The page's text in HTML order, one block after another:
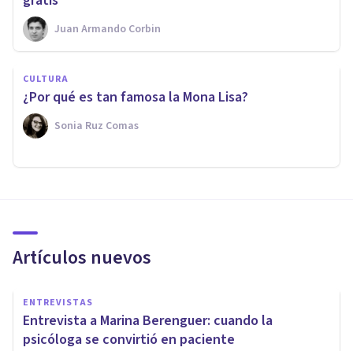
Juan Armando Corbin
CULTURA
¿Por qué es tan famosa la Mona Lisa?
Sonia Ruz Comas
Artículos nuevos
ENTREVISTAS
Entrevista a Marina Berenguer: cuando la
psicóloga se convirtió en paciente